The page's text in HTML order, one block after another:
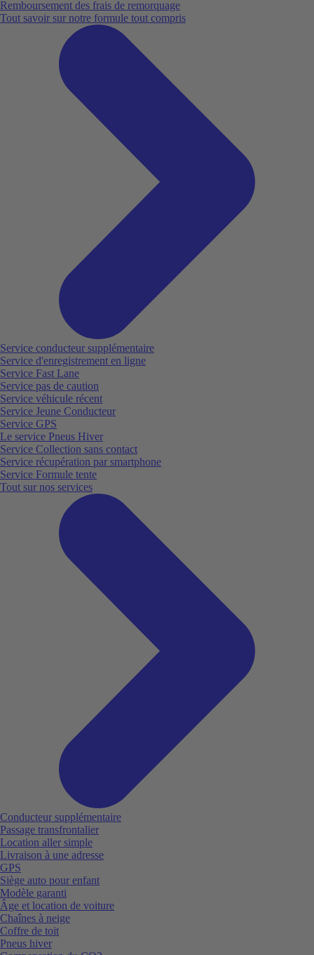
Remboursement des frais de remorquage
Tout savoir sur notre formule tout compris
Service conducteur supplémentaire
Service d'enregistrement en ligne
Service Fast Lane
Service pas de caution
Service véhicule récent
Service Jeune Conducteur
Service GPS
Le service Pneus Hiver
Service Collection sans contact
Service récupération par smartphone
Service Formule tente
Tout sur nos services
Conducteur supplémentaire
Passage transfrontalier
Location aller simple
Livraison à une adresse
GPS
Siège auto pour enfant
Modèle garanti
Âge et location de voiture
Chaînes à neige
Coffre de toit
Pneus hiver